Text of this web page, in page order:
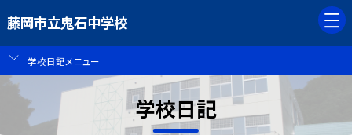
藤岡市立鬼石中学校
学校日記メニュー
学校日記